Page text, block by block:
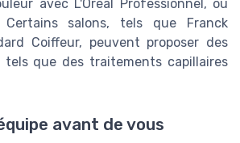
avec L'Oréal Professionnel, ou
salons, tels que Franck
Coiffeur, peuvent proposer des
tels que des traitements capillaires
avant de vous